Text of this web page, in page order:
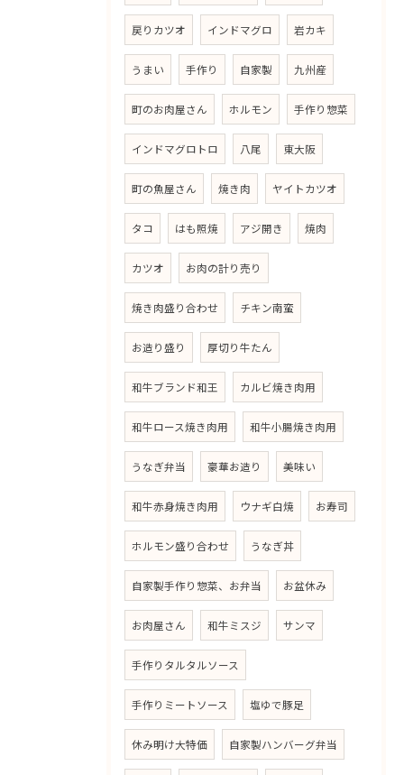
戻りカツオ インドマグロ 岩カキ
うまい 手作り 自家製 九州産
町のお肉屋さん ホルモン 手作り惣菜
インドマグロトロ 八尾 東大阪
町の魚屋さん 焼き肉 ヤイトカツオ
タコ はも照焼 アジ開き 焼肉
カツオ お肉の計り売り
焼き肉盛り合わせ チキン南蛮
お造り盛り 厚切り牛たん
和牛ブランド和王 カルビ焼き肉用
和牛ロース焼き肉用 和牛小腸焼き肉用
うなぎ弁当 豪華お造り 美味い
和牛赤身焼き肉用 ウナギ白焼 お寿司
ホルモン盛り合わせ うなぎ丼
自家製手作り惣菜、お弁当 お盆休み
お肉屋さん 和牛ミスジ サンマ
手作りタルタルソース
手作りミートソース 塩ゆで豚足
休み明け大特価 自家製ハンバーグ弁当